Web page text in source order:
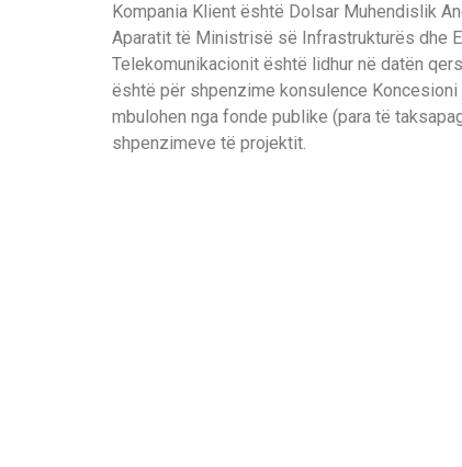
Kompania Klient është Dolsar Muhendislik
Aparatit të Ministrisë së Infrastrukturës dhe
Telekomunikacionit është lidhur në datën
është për shpenzime konsulence
mbulohen nga fonde publike (para të
shpenzimeve të projektit.